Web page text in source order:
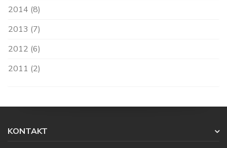
2014 (8)
2013 (7)
2012 (6)
2011 (2)
KONTAKT